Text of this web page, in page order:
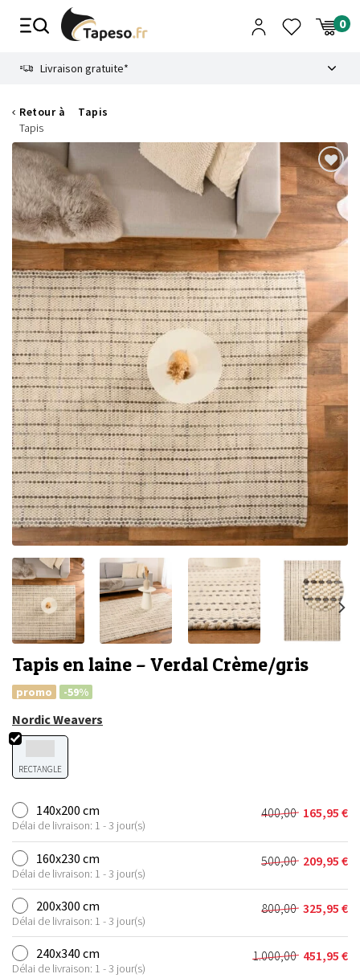
Livraison gratuite*
Retour à
Tapis
Tapis
Tapis en laine – Verdal Crème/gris
promo -59%
Nordic Weavers
RECTANGLE
140x200 cm
Délai de livraison: 1 - 3 jour(s)
400,00
Le
prix
initial
était :
400,00 €.
165,95 €
Le
prix
actuel
est :
165,95 €.
160x230 cm
Délai de livraison: 1 - 3 jour(s)
500,00
Le
prix
initial
était :
500,00 €.
209,95 €
Le
prix
actuel
est :
209,95 €.
200x300 cm
Délai de livraison: 1 - 3 jour(s)
800,00
Le
prix
initial
était :
325,95 €
Le
prix
actuel
est :
240x340 cm
Délai de livraison: 1 - 3 jour(s)
1.000,00
Le 451,95 €
Le